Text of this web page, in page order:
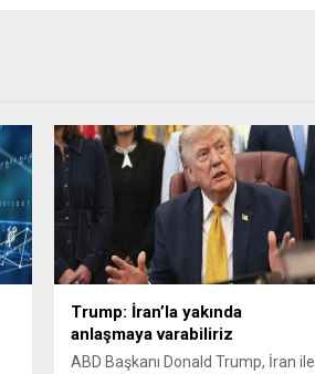
Trump: İran’la yakında
anlaşmaya varabiliriz
ABD Başkanı Donald Trump, İran ile